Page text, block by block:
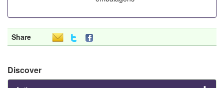
Share
Discover